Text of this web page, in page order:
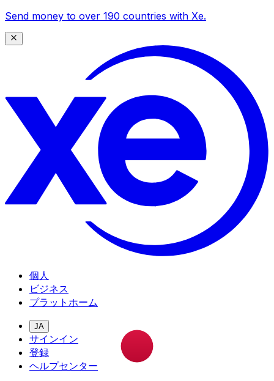
Send money to over 190 countries with Xe.
個人
ビジネス
プラットホーム
JA
サインイン
登録
ヘルプセンター